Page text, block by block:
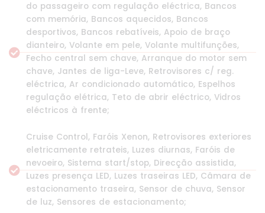
do passageiro com regulação eléctrica, Bancos
com memória, Bancos aquecidos, Bancos
desportivos, Bancos rebatíveis, Apoio de braço
dianteiro, Volante em pele, Volante multifunções,
Fecho central sem chave, Arranque do motor sem
chave, Jantes de liga-Leve, Retrovisores c/ reg.
eléctrica, Ar condicionado automático, Espelhos
regulação elétrica, Teto de abrir eléctrico, Vidros
eléctricos à frente;
Cruise Control, Faróis Xenon, Retrovisores exteriores
eletricamente retrateis, Luzes diurnas, Faróis de
nevoeiro, Sistema start/stop, Direcção assistida,
Luzes presença LED, Luzes traseiras LED, Câmara de
estacionamento traseira, Sensor de chuva, Sensor
de luz, Sensores de estacionamento;